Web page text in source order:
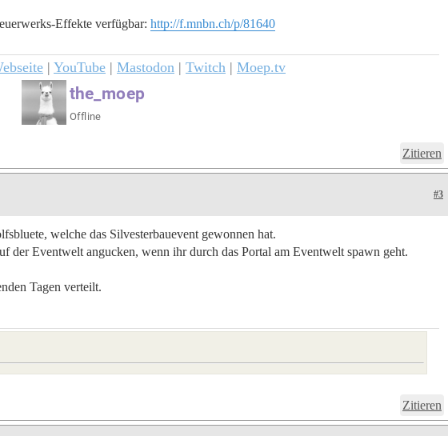
Effekte verfügbar: http://f.mnbn.ch/p/81640
| YouTube | Mastodon | Twitch | Moep.tv
Zitieren
#3
welche das Silvesterbauevent gewonnen hat.
der Eventwelt angucken, wenn ihr durch das Portal am Eventwelt spawn geht.
Tagen verteilt.
Zitieren